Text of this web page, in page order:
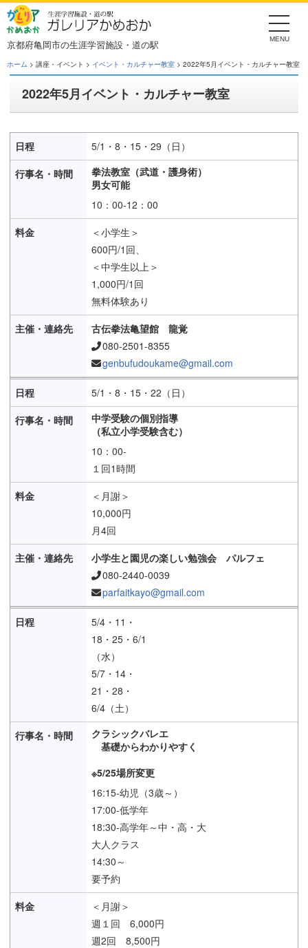
Skip
to
the
content
京都府亀岡市の生涯学習施設・道の駅
ホーム > 講座・イベント > イベント・カルチャー教室 > 2022年5月イベント・カルチャー教室
2022年5月イベント・カルチャー教室
5/1・8・15・29（日）
拳法教室（武道・護身術）
男女可能
10：00-12：00
＜小学生＞
600円/1回、
＜中学生以上＞
1,000円/1回
無料体験あり
古伝拳法亀望館 龍覚
080-2501-8355
genbufudoukame@gmail.com
5/1・8・15・22（日）
中学受験の個別指導
（私立小学受験含む）
10：00-
１回1時間
＜月謝＞
10,000円
月4回
小学生と園児の楽しい勉強会 パルフェ
080-2440-0039
parfaitkayo@gmail.com
5/4・11・
18・25・6/1
（水）
5/7・14・
21・28・
6/4（土）
クラシックバレエ
基礎からわかりやすく
※5/25場所変更
16:15-幼児（3歳～）
17:00-低学年
18:30-高学年～中・高・大
大人クラス
14:30～
要予約
＜月謝＞
週１回 6,000円
週2回 8,500円